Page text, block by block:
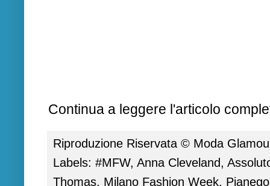
Continua a leggere l'articolo
Riproduzione Riservata © Moda
Labels: #MFW, Anna Cleveland,
Thomas, Milano Fashion Week,